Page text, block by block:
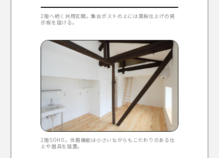
2階へ続く共用玄関。集合ポストの上には黒板仕上げの掲
示板を設ける。
2階SOHO。住居機能は小さいながらもこだわりのある仕
上や器具を設置。